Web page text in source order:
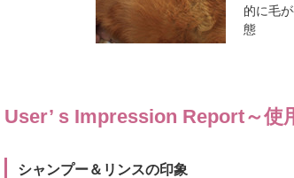
的に毛
態
User’ s Impression Report～使
シャンプー＆リンスの印象